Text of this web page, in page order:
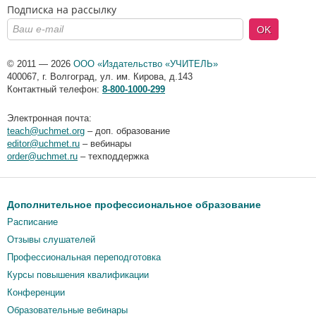
Подписка на рассылку
OK
© 2011 — 2026 ООО «Издательство «УЧИТЕЛЬ»
400067 г. Волгоград ул. им. Кирова, д.143
Контактный телефон: 8-800-1000-299
Электронная почта:
teach@uchmet.org – доп. образование
editor@uchmet.ru – вебинары
order@uchmet.ru – техподдержка
Дополнительное профессиональное образование
Расписание
Отзывы слушателей
Профессиональная переподготовка
Курсы повышения квалификации
Конференции
Образовательные вебинары